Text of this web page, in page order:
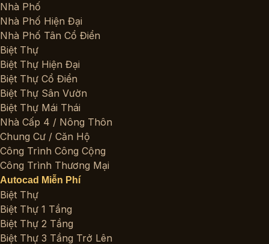
Nhà Phố
Nhà Phố Hiện Đại
Nhà Phố Tân Cổ Điển
Biệt Thự
Biệt Thự Hiện Đại
Biệt Thự Cổ Điển
Biệt Thự Sân Vườn
Biệt Thự Mái Thái
Nhà Cấp 4 / Nông Thôn
Chung Cư / Căn Hộ
Công Trình Công Cộng
Công Trình Thương Mại
Autocad Miễn Phí
Biệt Thự
Biệt Thự 1 Tầng
Biệt Thự 2 Tầng
Biệt Thự 3 Tầng Trở Lên